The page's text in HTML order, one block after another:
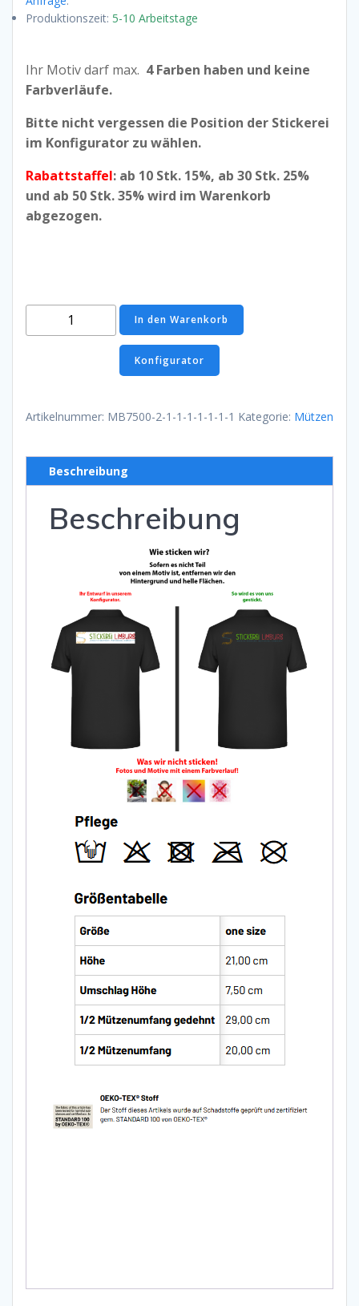
Produktionszeit: 5-10 Arbeitstage
Ihr Motiv darf max. 4 Farben haben und keine
Farbverläufe.
Bitte nicht vergessen die Position der Stickerei
im Konfigurator zu wählen.
Rabattstaffel: ab 10 Stk. 15%, ab 30 Stk. 25%
und ab 50 Stk. 35% wird im Warenkorb
abgezogen.
Cap
In den Warenkorb
Konfigurator
Artikelnummer: MB7500-2-1-1-1-1-1-1-1 Kategorie: Mützen
Beschreibung
Beschreibung